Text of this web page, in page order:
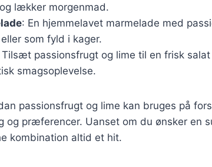
lækker morgenmad.
: En hjemmelavet marmelade med
som fyld i kager.
Tilsæt passionsfrugt og lime til en frisk
smagsoplevelse.
passionsfrugt og lime kan bruges på
og præferencer. Uanset om du ønsker en
kombination altid et hit.